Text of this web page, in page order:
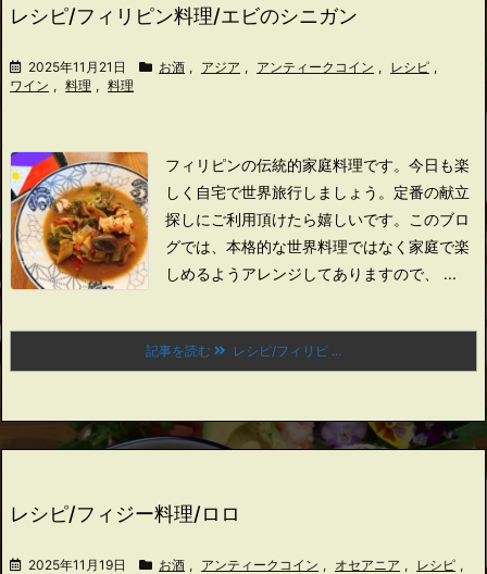
レシピ/フィリピン料理/エビのシニガン
2025年11月21日 お酒 , アジア , アンティークコイン , レシピ ,
ワイン , 料理 , 料理
フィリピンの伝統的家庭料理です。 今日も楽
しく自宅で世界旅行しましょう。 定番の献立
探しにご利用頂けたら嬉しいです。
このブロ
グでは、本格的な世界料理ではなく家庭で楽
しめるようアレンジしてありますので、 ...
記事を読む レシピ/フィリピ ...
レシピ/フィジー料理/ロロ
2025年11月19日 お酒 , アンティークコイン , オセアニア , レシピ ,